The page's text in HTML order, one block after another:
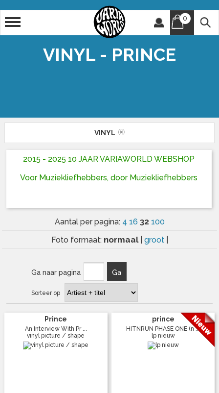
0
VINYL - PRINCE
VINYL
2015 - 2025 10 JAAR VARIAWORLD WEBSHOP
Voor Muziekliefhebbers, door Muziekliefhebbers
Aantal per pagina: 4 16 32 100
Foto formaat: normaal groot
Ga naar pagina Ga
Sorteer op
Prince
An Interview With Pr ...
vinyl picture / shape
prince
HITNRUN PHASE ONE (n ...
lp nieuw